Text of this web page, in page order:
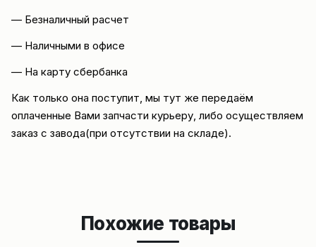
— Безналичный расчет
— Наличными в офисе
— На карту сбербанка
Как только она поступит, мы тут же передаём
оплаченные Вами запчасти курьеру, либо осуществляем
заказ с завода(при отсутствии на складе).
Похожие товары